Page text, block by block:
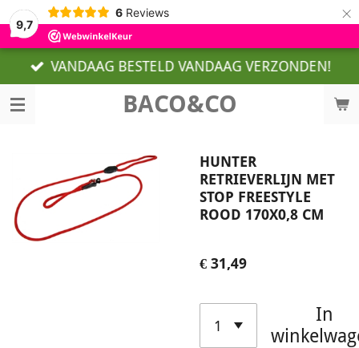
9,7
6 Reviews ×
BACO&CO
VANDAAG BESTELD VANDAAG VERZONDEN!
HUNTER
RETRIEVERLIJN MET
STOP FREESTYLE
ROOD 170X0,8 CM
€ 31,49
In